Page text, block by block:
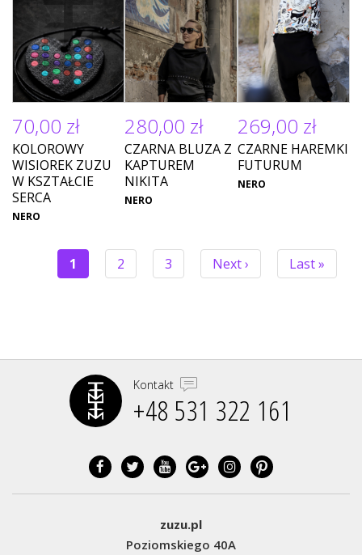
70,00 zł
KOLOROWY
WISIOREK ZUZU
W KSZTAŁCIE
SERCA
NERO
280,00 zł
CZARNA BLUZA Z
KAPTUREM
NIKITA
NERO
269,00 zł
CZARNE HAREMKI
FUTURUM
NERO
Bieżąca
strona
1 Strona
2 Strona
3
Następna
strona
Next ›
Ostatnia
strona
Last »
Kontakt
+48 531 322 161‬
zuzu.pl
Poziomskiego 40A